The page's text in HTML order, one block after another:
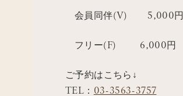
会員同伴(V) 5,000円
フリー(F) 6,000円
ご予約はこちら↓
TEL： 03-3563-3757